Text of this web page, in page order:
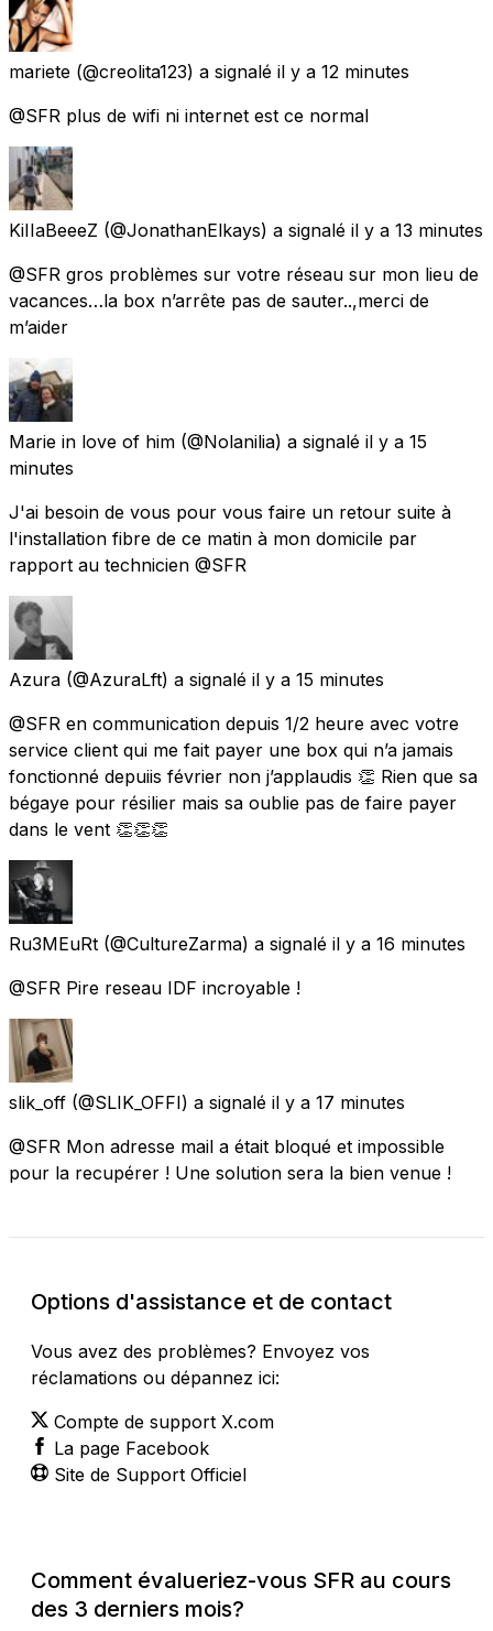
mariete (@creolita123) a signalé il y a 12 minutes
@SFR plus de wifi ni internet est ce normal
KiIIaBeeeZ (@JonathanElkays) a signalé il y a 13 minutes
@SFR gros problèmes sur votre réseau sur mon lieu de
vacances…la box n’arrête pas de sauter..,merci de
m’aider
Marie in love of him (@Nolanilia) a signalé il y a 15
minutes
J'ai besoin de vous pour vous faire un retour suite à
l'installation fibre de ce matin à mon domicile par
rapport au technicien @SFR
Azura (@AzuraLft) a signalé il y a 15 minutes
@SFR en communication depuis 1/2 heure avec votre
service client qui me fait payer une box qui n’a jamais
fonctionné depuiis février non j’applaudis 👏 Rien que sa
bégaye pour résilier mais sa oublie pas de faire payer
dans le vent 👏👏👏
Ru3MEuRt (@CultureZarma) a signalé il y a 16 minutes
@SFR Pire reseau IDF incroyable !
slik_off (@SLIK_OFFI) a signalé il y a 17 minutes
@SFR Mon adresse mail a était bloqué et impossible
pour la recupérer ! Une solution sera la bien venue !
Options d'assistance et de contact
Vous avez des problèmes? Envoyez vos
réclamations ou dépannez ici:
Compte de support X.com
La page Facebook
Site de Support Officiel
Comment évalueriez-vous SFR au cours
des 3 derniers mois?